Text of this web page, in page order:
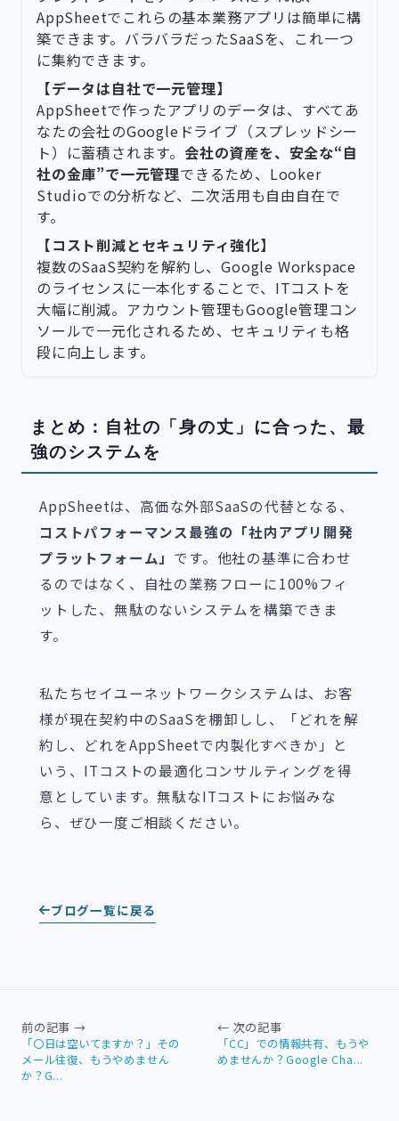
AppSheetでこれらの基本業務アプリは簡単に構
築できます。バラバラだったSaaSを、これ一つ
に集約できます。
【データは自社で一元管理】
AppSheetで作ったアプリのデータは、すべてあ
なたの会社のGoogleドライブ（スプレッドシー
ト）に蓄積されます。 会社の資産を、安全な“自
社の金庫”で一元管理できるため、Looker
Studioでの分析など、二次活用も自由自在で
す。
【コスト削減とセキュリティ強化】
複数のSaaS契約を解約し、Google Workspace
のライセンスに一本化することで、ITコストを
大幅に削減。アカウント管理もGoogle管理コン
ソールで一元化されるため、セキュリティも格
段に向上します。
まとめ：自社の「身の丈」に合った、最
強のシステムを
AppSheetは、高価な外部SaaSの代替となる、
コストパフォーマンス最強の「社内アプリ開発
プラットフォーム」 です。他社の基準に合わせ
るのではなく、自社の業務フローに100%フィ
ットした、無駄のないシステムを構築できま
す。
私たちセイユーネットワークシステムは、お客
様が現在契約中のSaaSを棚卸しし、「どれを解
約し、どれをAppSheetで内製化すべきか」と
いう、ITコストの最適化コンサルティングを得
意としています。無駄なITコストにお悩みな
ら、ぜひ一度ご相談ください。
ブログ一覧に戻る
前の記事 →
「〇日は空いてますか？」その
メール往復、もうやめません
か？G...
← 次の記事
「CC」での情報共有、もうや
めませんか？Google Cha...